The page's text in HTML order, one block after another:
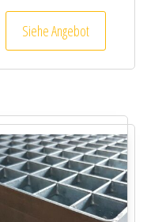
Siehe Angebot